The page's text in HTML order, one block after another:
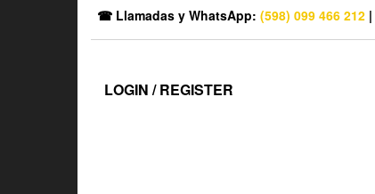
☎ Llamadas y WhatsApp: (598) 099 466 212 |
LOGIN / REGISTER